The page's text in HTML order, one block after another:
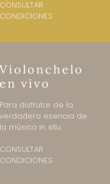
CONSULTAR
CONDICIONES
Violonchelo
en vivo
Para disfrutar de la
verdadera esencia de
la música in situ.
CONSULTAR
CONDICIONES